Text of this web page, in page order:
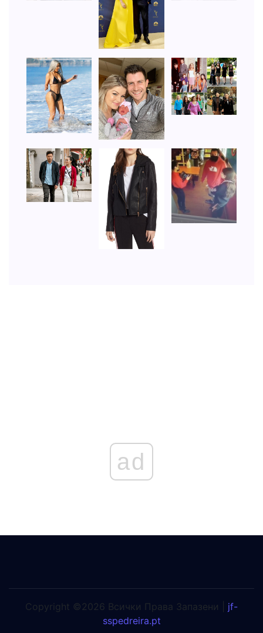
ad
Copyright ©2026 Всички Права Запазени | jf-
sspedreira.pt